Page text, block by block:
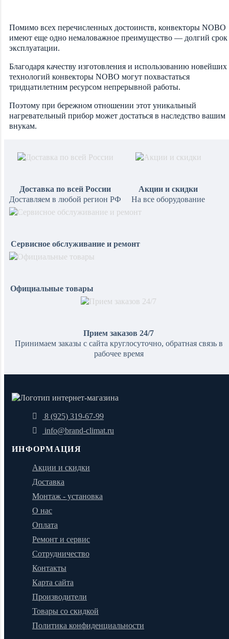
Помимо всех перечисленных достоинств, конвекторы NOBO
имеют еще одно немаловажное преимущество — долгий срок
эксплуатации.
Благодаря качеству изготовления и использованию новейших
технологий конвекторы NOBO могут похвастаться
тридцатилетним ресурсом непрерывной работы.
Поэтому при бережном отношении этот уникальный
нагревательный прибор может достаться в наследство вашим
внукам.
Доставка по всей России
Доставляем в любой регион РФ
Акции и скидки
На все оборудование
Сервисное обслуживание и ремонт
Официальные товары
Прием заказов 24/7
Принимаем заказы с сайта круглосуточно, обратная связь в
рабочее время
8 (925) 319-67-99
info@brand-climat.ru
ИНФОРМАЦИЯ
Акции и скидки
Доставка
Монтаж - установка
О нас
Оплата
Ремонт и сервис
Сотрудничество
Контакты
Карта сайта
Производители
Товары со скидкой
Политика конфиденциальности